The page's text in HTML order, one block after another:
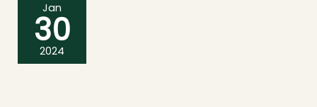
Jan
30
2024